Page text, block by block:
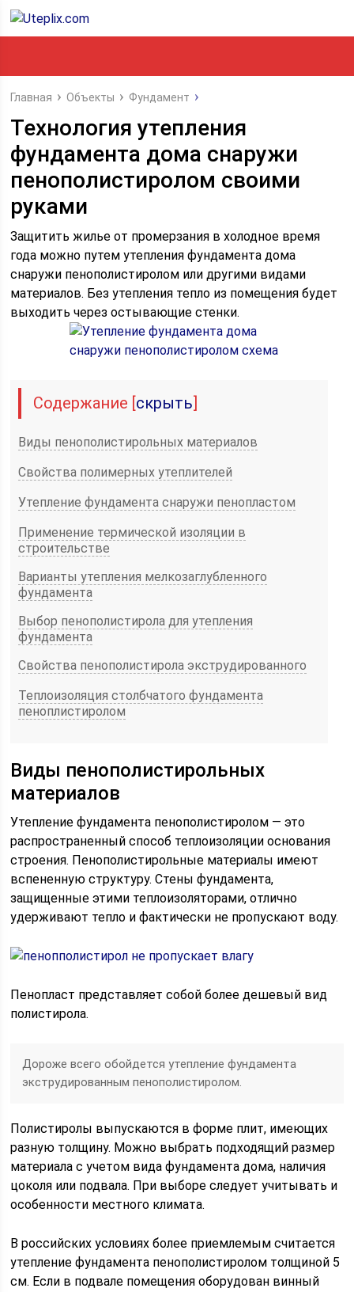
Главная Объекты Фундамент
Технология утепления
фундамента дома снаружи
пенополистиролом своими
руками
Защитить жилье от промерзания в холодное время
года можно путем утепления фундамента дома
снаружи пенополистиролом или другими видами
материалов. Без утепления тепло из помещения будет
выходить через остывающие стенки.
Содержание [скрыть]
Виды пенополистирольных материалов
Свойства полимерных утеплителей
Утепление фундамента снаружи пенопластом
Применение термической изоляции в
строительстве
Варианты утепления мелкозаглубленного
фундамента
Выбор пенополистирола для утепления
фундамента
Свойства пенополистирола экструдированного
Теплоизоляция столбчатого фундамента
пеноплистиролом
Виды пенополистирольных
материалов
Утепление фундамента пенополистиролом — это
распространенный способ теплоизоляции основания
строения. Пенополистирольные материалы имеют
вспененную структуру. Стены фундамента,
защищенные этими теплоизоляторами, отлично
удерживают тепло и фактически не пропускают воду.
Пенопласт представляет собой более дешевый вид
полистирола.
Дороже всего обойдется утепление фундамента
экструдированным пенополистиролом.
Полистиролы выпускаются в форме плит, имеющих
разную толщину. Можно выбрать подходящий размер
материала с учетом вида фундамента дома, наличия
цоколя или подвала. При выборе следует учитывать и
особенности местного климата.
В российских условиях более приемлемым считается
утепление фундамента пенополистиролом толщиной 5
см. Если в подвале помещения оборудован винный